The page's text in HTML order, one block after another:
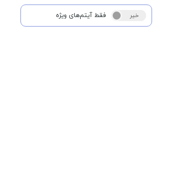
بله خیر فقط آیتم‌های ویژه